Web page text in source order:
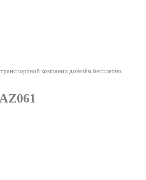
компании довезём бесплатно.